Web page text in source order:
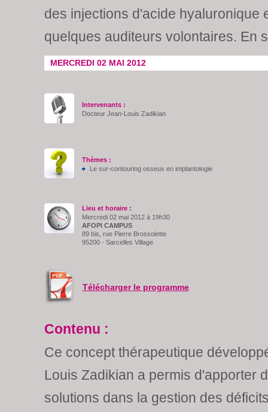
des injections d'acide hyaluronique
quelques auditeurs volontaires. En
MERCREDI 02 MAI 2012
Intervenants :
Docteur Jean-Louis Zadikian
Thèmes :
Le sur-contouring osseux en implantologie
Lieu et horaire :
Mercredi 02 mai 2012 à 19h30
AFOPI CAMPUS
89 bis, rue Pierre Brossolette
95200 - Sarcelles Village
Télécharger le programme
Contenu :
Ce concept thérapeutique
Louis Zadikian a permis d'apporter
solutions dans la gestion des